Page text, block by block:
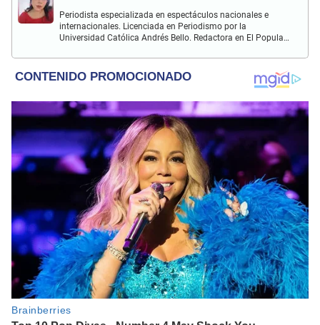
Periodista especializada en espectáculos nacionales e
internacionales. Licenciada en Periodismo por la
Universidad Católica Andrés Bello. Redactora en El Popular.
celebridades.